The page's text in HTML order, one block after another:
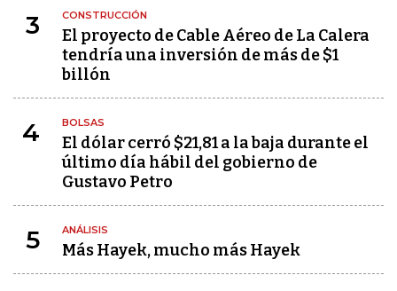
3 CONSTRUCCIÓN
El proyecto de Cable Aéreo de La Calera
tendría una inversión de más de $1
billón
4 BOLSAS
El dólar cerró $21,81 a la baja durante el
último día hábil del gobierno de
Gustavo Petro
5 ANÁLISIS
Más Hayek, mucho más Hayek